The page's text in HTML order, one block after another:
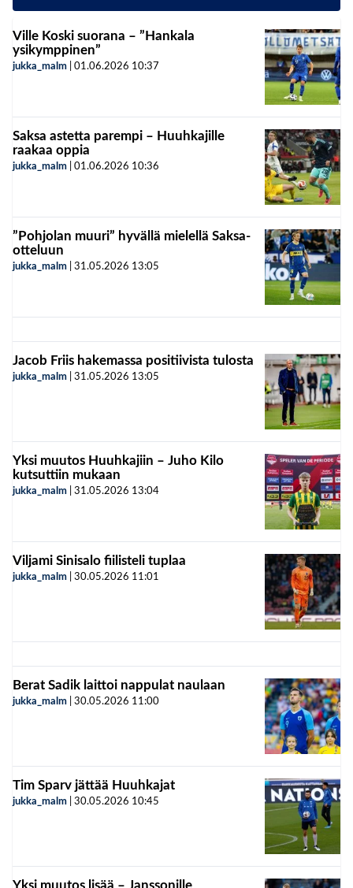
Ville Koski suorana – ”Hankala
ysikymppinen”
jukka_malm 01.06.2026 10:37
Saksa astetta parempi – Huuhkajille
raakaa oppia
jukka_malm 01.06.2026 10:36
”Pohjolan muuri” hyvällä mielellä Saksa-
otteluun
jukka_malm 31.05.2026 13:05
Jacob Friis hakemassa positiivista tulosta
jukka_malm 31.05.2026 13:05
Yksi muutos Huuhkajiin – Juho Kilo
kutsuttiin mukaan
jukka_malm 31.05.2026 13:04
Viljami Sinisalo fiilisteli tuplaa
jukka_malm 30.05.2026 11:01
Berat Sadik laittoi nappulat naulaan
jukka_malm 30.05.2026 11:00
Tim Sparv jättää Huuhkajat
jukka_malm 30.05.2026 10:45
Yksi muutos lisää – Janssonille